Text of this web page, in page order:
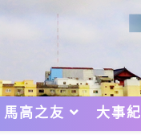
馬高之友 大事紀